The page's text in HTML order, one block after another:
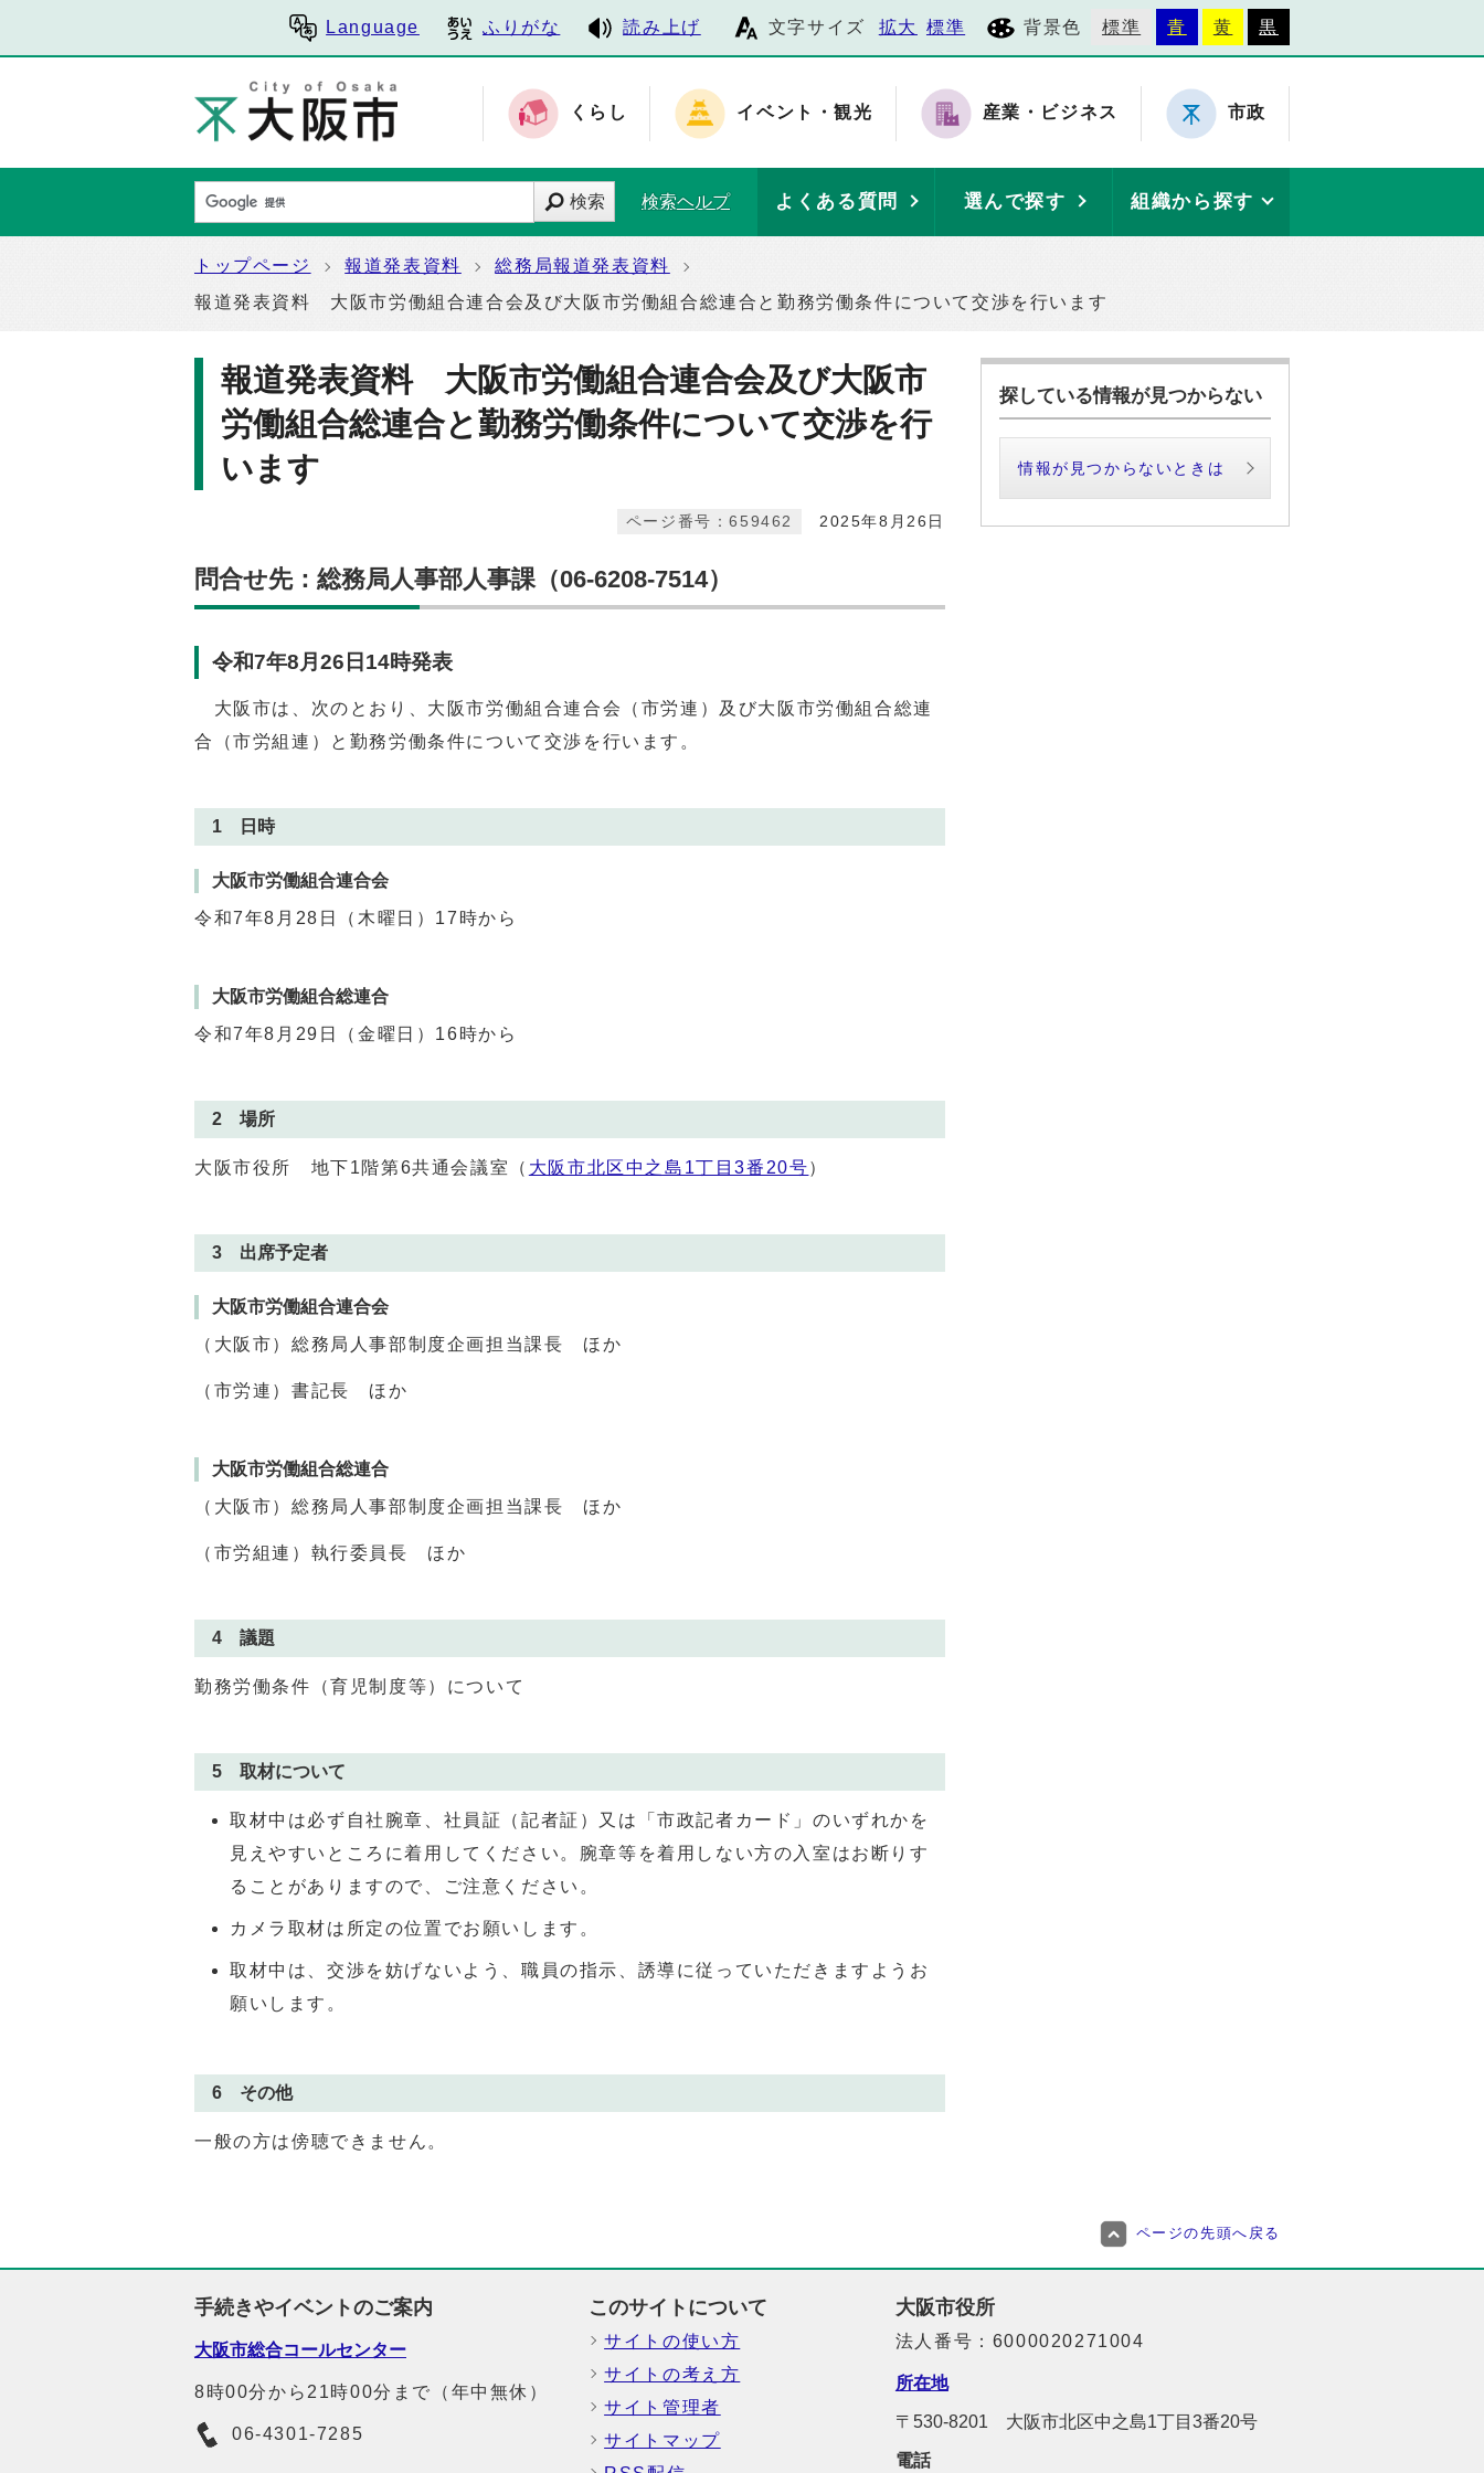
Language ふりがな 読み上げ 文字サイズ 拡大 標準 背景色 標準 青 黄 黒
くらし イベント・観光 産業・ビジネス 市政
検索 検索ヘルプ よくある質問 選んで探す 組織から探す
トップページ 報道発表資料
総務局報道発表資料
報道発表資料 大阪市労働組合連合会及び大阪市労働組合総連合と勤務労働条件について交渉を行います
報道発表資料 大阪市労働組合連合会及び大阪市
労働組合総連合と勤務労働条件について交渉を行
います
2025年8月26日
ページ番号：659462
問合せ先：総務局人事部人事課（06-6208-7514）
令和7年8月26日14時発表
大阪市は、次のとおり、大阪市労働組合連合会（市労連）及び大阪市労働組合総連
合（市労組連）と勤務労働条件について交渉を行います。
1 日時
大阪市労働組合連合会
令和7年8月28日（木曜日）17時から
大阪市労働組合総連合
令和7年8月29日（金曜日）16時から
2 場所
大阪市役所 地下1階第6共通会議室（ 大阪市北区中之島1丁目3番20号）
3 出席予定者
大阪市労働組合連合会
（大阪市）総務局人事部制度企画担当課長 ほか
（市労連）書記長 ほか
大阪市労働組合総連合
（大阪市）総務局人事部制度企画担当課長 ほか
（市労組連）執行委員長 ほか
4 議題
勤務労働条件（育児制度等）について
5 取材について
取材中は必ず自社腕章、社員証（記者証）又は「市政記者カード」のいずれかを
見えやすいところに着用してください。腕章等を着用しない方の入室はお断りす
ることがありますので、ご注意ください。
カメラ取材は所定の位置でお願いします。
取材中は、交渉を妨げないよう、職員の指示、誘導に従っていただきますようお
願いします。
6 その他
一般の方は傍聴できません。
探している情報が見つからない
情報が見つからないときは
ページの先頭へ戻る
手続きやイベントのご案内
大阪市総合コールセンター
8時00分から21時00分まで（年中無休）
06-4301-7285
このサイトについて
サイトの使い方
サイトの考え方
サイト管理者
サイトマップ
大阪市役所
法人番号：6000020271004
所在地
〒530-8201 大阪市北区中之島1丁目3番20号
電話